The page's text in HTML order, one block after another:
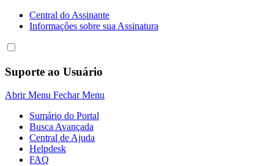
Central do Assinante
Informaçôes sobre sua Assinatura
Suporte ao Usuário
Abrir Menu Fechar Menu
Sumário do Portal
Busca Avançada
Central de Ajuda
Helpdesk
FAQ